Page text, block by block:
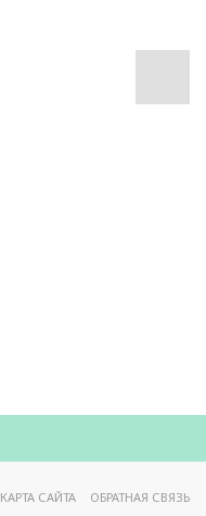
КАРТА САЙТА ОБРАТНАЯ СВЯЗЬ